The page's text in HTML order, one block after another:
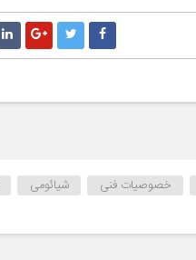
خصوصیات فنی شیائومی